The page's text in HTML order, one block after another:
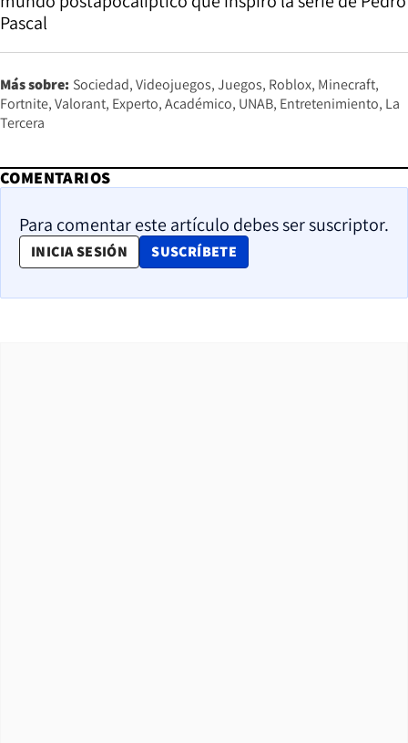
Pascal
Más sobre: Sociedad Videojuegos Juegos Roblox Minecraft
Fortnite Valorant Experto Académico UNAB Entretenimiento La
Tercera
COMENTARIOS
Para comentar este artículo debes ser suscriptor.
INICIA SESIÓN SUSCRÍBETE
OPENS IN NEW WINDOW